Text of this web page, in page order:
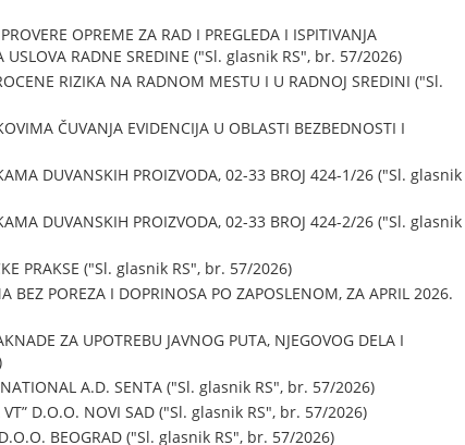
OPREME ZA RAD I PREGLEDA I ISPITIVANJA
USLOVA RADNE SREDINE ("Sl. glasnik RS", br. 57/2026)
RIZIKA NA RADNOM MESTU I U RADNOJ SREDINI ("Sl.
ČUVANJA EVIDENCIJA U OBLASTI BEZBEDNOSTI I
DUVANSKIH PROIZVODA, 02-33 BROJ 424-1/26 ("Sl. glasnik
DUVANSKIH PROIZVODA, 02-33 BROJ 424-2/26 ("Sl. glasnik
PRAKSE ("Sl. glasnik RS", br. 57/2026)
POREZA I DOPRINOSA PO ZAPOSLENOM, ZA APRIL 2026.
ZA UPOTREBU JAVNOG PUTA, NJEGOVOG DELA I
A.D. SENTA ("Sl. glasnik RS", br. 57/2026)
VT” D.O.O. NOVI SAD ("Sl. glasnik RS", br. 57/2026)
BEOGRAD ("Sl. glasnik RS", br. 57/2026)